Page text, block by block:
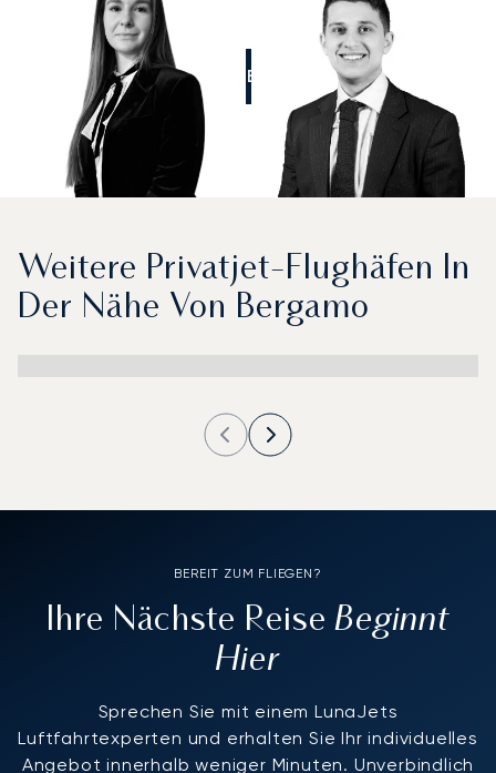
RUFEN SIE UNS AN
Weitere Privatjet-Flughäfen In
Der Nähe Von Bergamo
BEREIT ZUM FLIEGEN?
Ihre Nächste ReiseBeginnt
Hier
Sprechen Sie mit einem LunaJets
Luftfahrtexperten und erhalten Sie Ihr individuelles
Angebot innerhalb weniger Minuten. Unverbindlich